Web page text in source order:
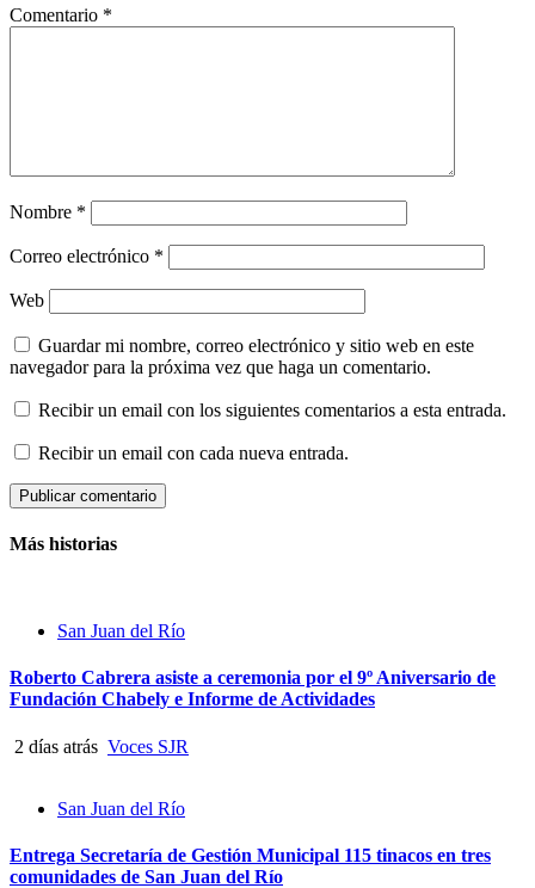
Comentario *
Nombre *
Correo electrónico *
Web
Guardar mi nombre, correo electrónico y sitio web en este
navegador para la próxima vez que haga un comentario.
Recibir un email con los siguientes comentarios a esta entrada.
Recibir un email con cada nueva entrada.
Más historias
San Juan del Río
Roberto Cabrera asiste a ceremonia por el 9º Aniversario de
Fundación Chabely e Informe de Actividades
2 días atrás Voces SJR
San Juan del Río
Entrega Secretaría de Gestión Municipal 115 tinacos en tres
comunidades de San Juan del Río